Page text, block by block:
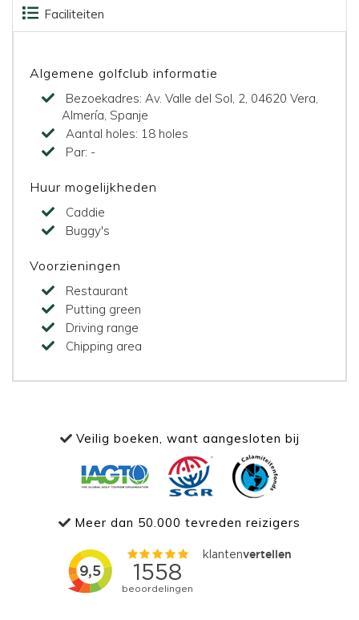
Faciliteiten
Algemene golfclub informatie
Bezoekadres: Av. Valle del Sol, 2, 04620 Vera,
Almería, Spanje
Aantal holes: 18 holes
Par: -
Huur mogelijkheden
Caddie
Buggy's
Voorzieningen
Restaurant
Putting green
Driving range
Chipping area
Veilig boeken, want aangesloten bij
Meer dan 50.000 tevreden reizigers